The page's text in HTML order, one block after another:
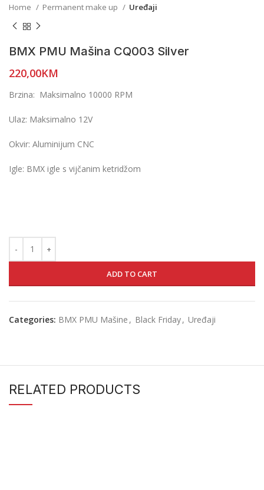
Home Permanent make up Uređaji
BMX PMU Mašina CQ003 Silver
220,00KM
Brzina: Maksimalno 10000 RPM
Ulaz: Maksimalno 12V
Okvir: Aluminijum CNC
Igle: BMX igle s vijčanim ketridžom
ADD TO CART
Categories: BMX PMU Mašine , Black Friday, Uređaji
RELATED PRODUCTS